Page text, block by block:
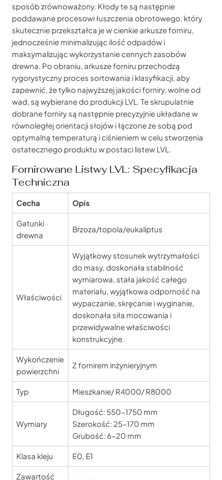
sposób zrównoważony. Kłody te są następnie
poddawane procesowi łuszczenia obrotowego, który
skutecznie przekształca je w cienkie arkusze forniru,
jednocześnie minimalizując ilość odpadów i
maksymalizując wykorzystanie cennych zasobów
drewna. Po obraniu, arkusze forniru przechodzą
rygorystyczny proces sortowania i klasyfikacji, aby
zapewnić, że tylko najwyższej jakości forniry, wolne od
wad, są wybierane do produkcji LVL. Te skrupulatnie
dobrane forniry są następnie precyzyjnie układane w
równoległej orientacji słojów i łączone ze sobą pod
optymalną temperaturą i ciśnieniem w celu stworzenia
ostatecznego produktu w postaci listew LVL.
Fornirowane Listwy LVL: Specyfikacja
Techniczna
Cecha Opis
Gatunki
drewna
Brzoza/topola/eukaliptus
Właściwości
Wyjątkowy stosunek wytrzymałości
do masy, doskonała stabilność
wymiarowa, stała jakość całego
materiału, wyjątkowa odporność na
wypaczanie, skręcanie i wyginanie,
doskonała siła mocowania i
przewidywalne właściwości
konstrukcyjne.
Wykończenie
powierzchni
Z fornirem inżynieryjnym
Typ Mieszkanie/ R4000/ R8000
Wymiary
Długość: 550-1750 mm
Szerokość: 25-170 mm
Grubość: 6-20 mm
Klasa kleju E0, E1
Zawartość